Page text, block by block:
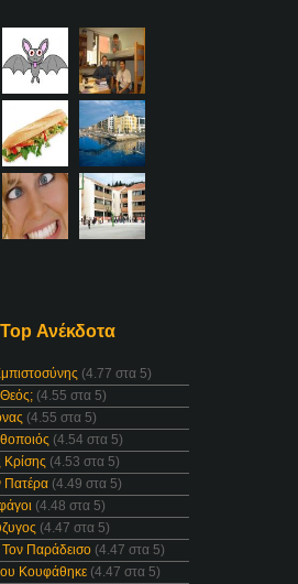
Top Ανέκδοτα
(4.77 στα 5)
(4.55 στα 5)
(4.55 στα 5)
(4.54 στα 5)
(4.53 στα 5)
Πατέρα (4.49 στα 5)
(4.48 στα 5)
(4.47 στα 5)
Τον Παράδεισο (4.47 στα 5)
Κουφάθηκε (4.47 στα 5)